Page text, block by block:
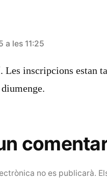
a les 11:25
inscripcions estan
no es publicarà.